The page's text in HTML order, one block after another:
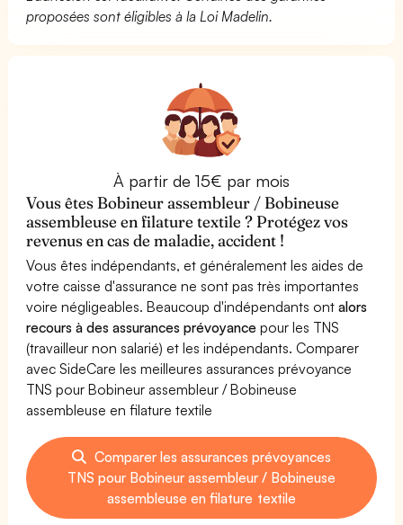
proposées sont éligibles à la Loi Madelin.
À partir de 15€ par mois
Vous êtes Bobineur assembleur / Bobineuse
assembleuse en filature textile ? Protégez vos
revenus en cas de maladie, accident !
Vous êtes indépendants, et généralement les aides de
votre caisse d'assurance ne sont pas très importantes
voire négligeables. Beaucoup d'indépendants ontalors
recours à des assurances prévoyance pour les TNS
(travailleur non salarié) et les indépendants. Comparer
avec SideCare les meilleures assurances prévoyance
TNS pour Bobineur assembleur / Bobineuse
assembleuse en filature textile
Comparer les assurances prévoyances
TNS pour Bobineur assembleur / Bobineuse
assembleuse en filature textile